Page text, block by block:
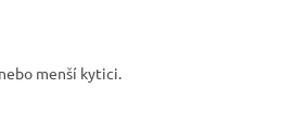
menší kytici.